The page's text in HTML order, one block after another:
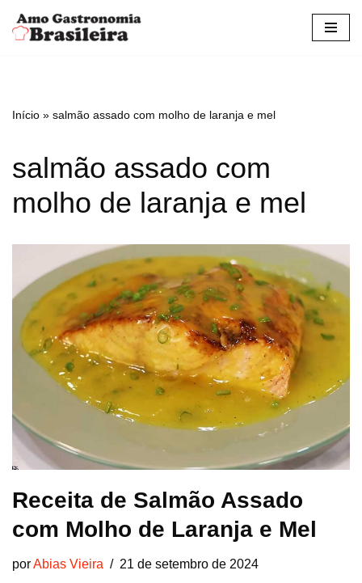
Pular
conteúdo
Início » salmão assado com molho de laranja e mel
salmão assado com
molho de laranja e mel
Receita de Salmão Assado
com Molho de Laranja e Mel
porAbias Vieira 21 de setembro de 2024